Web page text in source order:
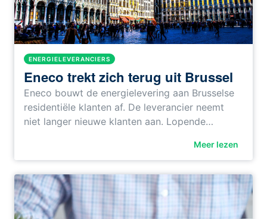
ENERGIELEVERANCIERS
Eneco trekt zich terug uit Brussel
Eneco bouwt de energielevering aan Brusselse
residentiële klanten af. De leverancier neemt
niet langer nieuwe klanten aan. Lopende…
Meer lezen